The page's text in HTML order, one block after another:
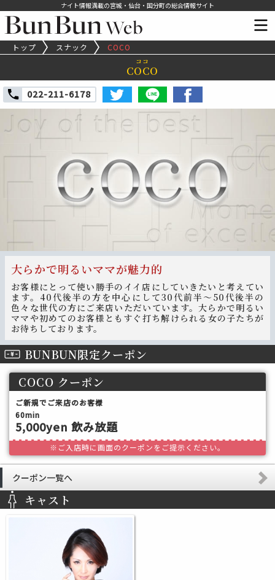
ナイト情報満載の宮城・仙台・国分町の総合情報サイト
トップ スナック COCO
COCO
ココ
022-211-6178
大らかで明るいママが魅力的
お客様にとって使い勝手のイイ店にしていきたいと考えてい
ます。40代後半の方を中心にして30代前半～50代後半の
色々な世代の方にご来店いただいています。大らかで明るい
ママや初めてのお客様ともすぐ打ち解けられる女の子たちが
お待ちしております。
BUNBUN限定クーポン
COCO クーポン
ご新規でご来店のお客様
60min
5,000yen 飲み放題
※ご入店時に画面のクーポンをご提示ください。
クーポン一覧へ
キャスト